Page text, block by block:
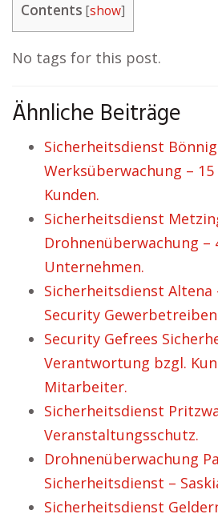
Contents [show]
No tags for this post.
Ähnliche Beiträge
Sicherheitsdienst
Werksüberwachung –
Kunden.
Sicherheitsdienst
Drohnenüberwachung –
Unternehmen.
Sicherheitsdienst Altena
Security
Security Gefrees
Verantwortung bzgl.
Mitarbeiter.
Sicherheitsdienst
Veranstaltungsschutz.
Drohnenüberwachung
Sicherheitsdienst –
Sicherheitsdienst